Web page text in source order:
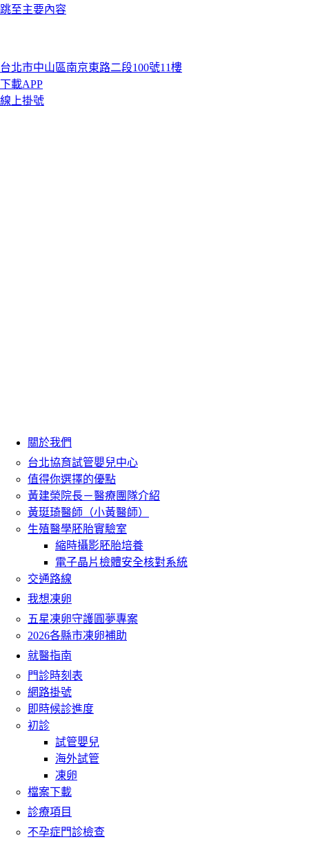
跳至主要內容
台北市中山區南京東路二段100號11樓
下載APP
線上掛號
關於我們
台北協育試管嬰兒中心
值得你選擇的優點
黃建榮院長－醫療團隊介紹
黃珽琦醫師（小黃醫師）
生殖醫學胚胎實驗室
縮時攝影胚胎培養
電子晶片檢體安全核對系統
交通路線
我想凍卵
五星凍卵守護圓夢專案
2026各縣市凍卵補助
就醫指南
門診時刻表
網路掛號
即時候診進度
初診
試管嬰兒
海外試管
凍卵
檔案下載
診療項目
不孕症門診檢查